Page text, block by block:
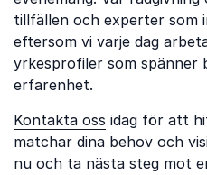
tillfällen och experter som
eftersom vi varje dag
yrkesprofiler som
erfarenhet.
Kontakta oss idag för att
matchar dina behov och
nu och ta nästa steg mot